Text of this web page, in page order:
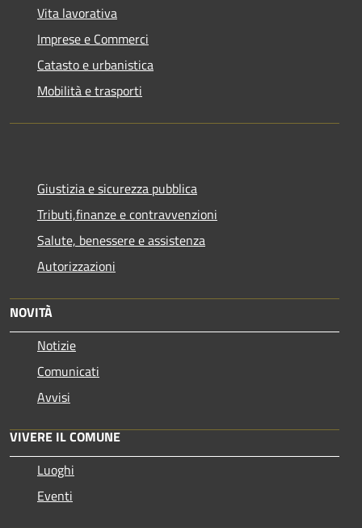
Vita lavorativa
Imprese e Commerci
Catasto e urbanistica
Mobilità e trasporti
Giustizia e sicurezza pubblica
Tributi,finanze e contravvenzioni
Salute, benessere e assistenza
Autorizzazioni
NOVITÀ
Notizie
Comunicati
Avvisi
VIVERE IL COMUNE
Luoghi
Eventi